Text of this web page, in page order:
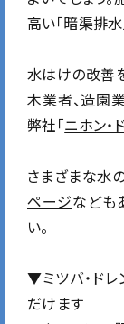
高い「暗渠排
水はけの改善
木業者、造園
弊社「ニホン・
さまざまな水
ページなども
い。
▼ミツバ・ド
だけます